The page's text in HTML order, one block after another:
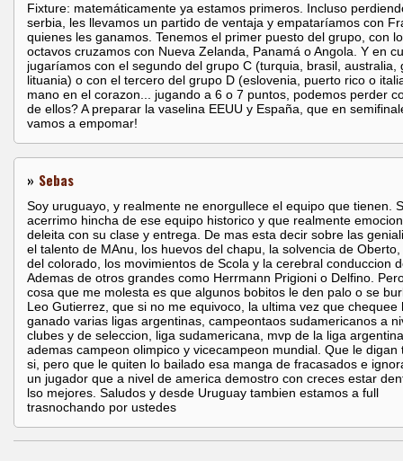
Fixture: matemáticamente ya estamos primeros. Incluso
serbia, les llevamos un partido de ventaja y empataríamos con
quienes les ganamos. Tenemos el primer puesto del grupo, con
octavos cruzamos con Nueva Zelanda, Panamá o Angola. Y en
jugaríamos con el segundo del grupo C (turquia, brasil, australia,
lituania) o con el tercero del grupo D (eslovenia, puerto rico o
mano en el corazon... jugando a 6 o 7 puntos, podemos perder
de ellos? A preparar la vaselina EEUU y España, que en
vamos a empomar!
» Sebas
Soy uruguayo, y realmente ne enorgullece el equipo que tienen.
acerrimo hincha de ese equipo historico y que realmente
deleita con su clase y entrega. De mas esta decir sobre las
el talento de MAnu, los huevos del chapu, la solvencia de
del colorado, los movimientos de Scola y la cerebral conduccion
Ademas de otros grandes como Herrmann Prigioni o Delfino.
cosa que me molesta es que algunos bobitos le den palo o se
Leo Gutierrez, que si no me equivoco, la ultima vez que chequee
ganado varias ligas argentinas, campeontaos sudamericanos a
clubes y de seleccion, liga sudamericana, mvp de la liga
ademas campeon olimpico y vicecampeon mundial. Que le digan
si, pero que le quiten lo bailado esa manga de fracasados e
un jugador que a nivel de america demostro con creces estar
lso mejores. Saludos y desde Uruguay tambien estamos a full
trasnochando por ustedes